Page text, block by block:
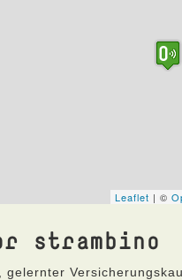
strambino
gelernter